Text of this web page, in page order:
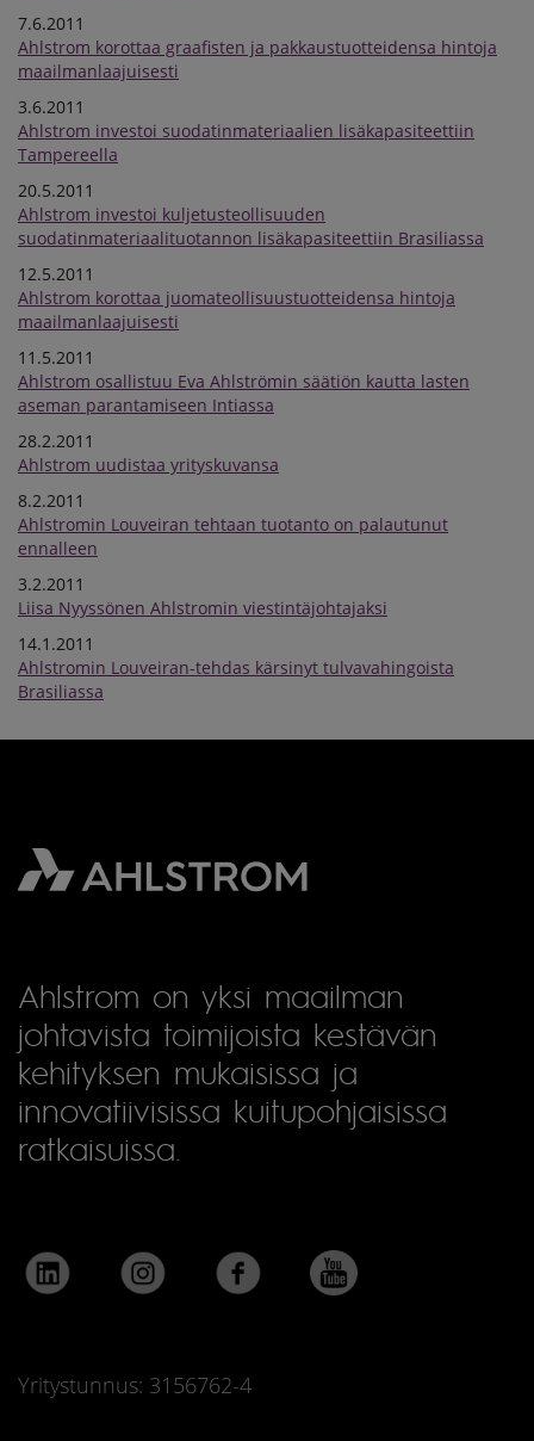
7.6.2011
Ahlstrom korottaa graafisten ja pakkaustuotteidensa hintoja
maailmanlaajuisesti
3.6.2011
Ahlstrom investoi suodatinmateriaalien lisäkapasiteettiin
Tampereella
20.5.2011
Ahlstrom investoi kuljetusteollisuuden
suodatinmateriaalituotannon lisäkapasiteettiin Brasiliassa
12.5.2011
Ahlstrom korottaa juomateollisuustuotteidensa hintoja
maailmanlaajuisesti
11.5.2011
Ahlstrom osallistuu Eva Ahlströmin säätiön kautta lasten
aseman parantamiseen Intiassa
28.2.2011
Ahlstrom uudistaa yrityskuvansa
8.2.2011
Ahlstromin Louveiran tehtaan tuotanto on palautunut
ennalleen
3.2.2011
Liisa Nyyssönen Ahlstromin viestintäjohtajaksi
14.1.2011
Ahlstromin Louveiran-tehdas kärsinyt tulvavahingoista
Brasiliassa
Ahlstrom on yksi maailman
johtavista toimijoista kestävän
kehityksen mukaisissa ja
innovatiivisissa kuitupohjaisissa
ratkaisuissa.
Yritystunnus: 3156762-4